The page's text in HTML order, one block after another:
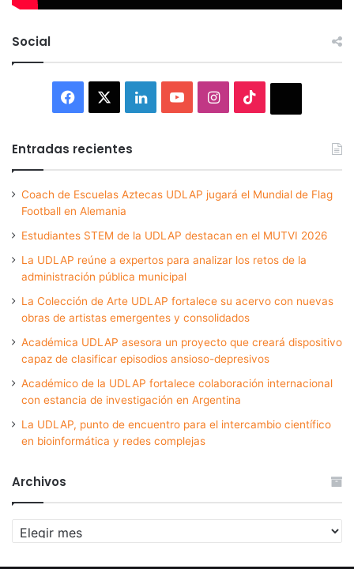
Social
Facebook LinkedInYouTubeInstagram
Entradas recientes
Coach de Escuelas Aztecas UDLAP jugará el Mundial de Flag
Football en Alemania
Estudiantes STEM de la UDLAP destacan en el MUTVI 2026
La UDLAP reúne a expertos para analizar los retos de la
administración pública municipal
La Colección de Arte UDLAP fortalece su acervo con nuevas
obras de artistas emergentes y consolidados
Académica UDLAP asesora un proyecto que creará dispositivo
capaz de clasificar episodios ansioso-depresivos
Académico de la UDLAP fortalece colaboración internacional
con estancia de investigación en Argentina
La UDLAP, punto de encuentro para el intercambio científico
en bioinformática y redes complejas
Archivos
Archivos